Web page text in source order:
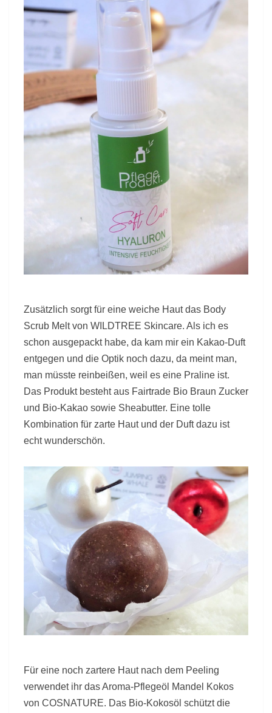
Zusätzlich sorgt für eine weiche Haut das Body
Scrub Melt von WILDTREE Skincare. Als ich es
schon ausgepackt habe, da kam mir ein Kakao-Duft
entgegen und die Optik noch dazu, da meint man,
man müsste reinbeißen, weil es eine Praline ist.
Das Produkt besteht aus Fairtrade Bio Braun Zucker
und Bio-Kakao sowie Sheabutter. Eine tolle
Kombination für zarte Haut und der Duft dazu ist
echt wunderschön.
Für eine noch zartere Haut nach dem Peeling
verwendet ihr das Aroma-Pflegeöl Mandel Kokos
von COSNATURE. Das Bio-Kokosöl schützt die